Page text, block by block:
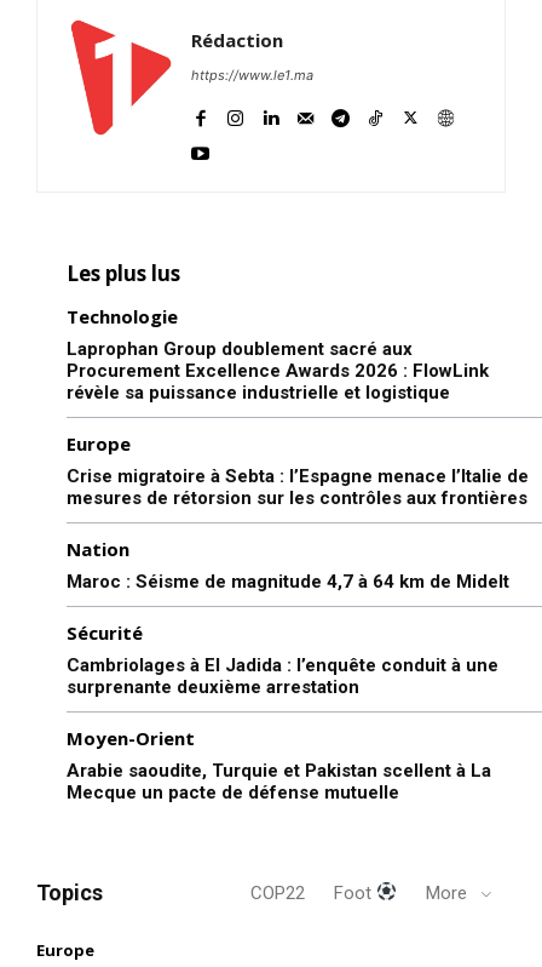
l'intelligence de
l'information
S'ABONNER MAINTENANT
Insight Publications
Nous contacter
Formules d’abonnement
Rédaction
https://www.le1.ma
Les plus lus
Technologie
Laprophan Group doublement sacré aux
Procurement Excellence Awards 2026 : FlowLink
révèle sa puissance industrielle et logistique
Europe
Crise migratoire à Sebta : l’Espagne menace l’Italie de
mesures de rétorsion sur les contrôles aux frontières
Nation
Maroc : Séisme de magnitude 4,7 à 64 km de Midelt
Sécurité
Cambriolages à El Jadida : l’enquête conduit à une
surprenante deuxième arrestation
Moyen-Orient
Arabie saoudite, Turquie et Pakistan scellent à La
Mecque un pacte de défense mutuelle
Topics COP22 Foot More
Europe